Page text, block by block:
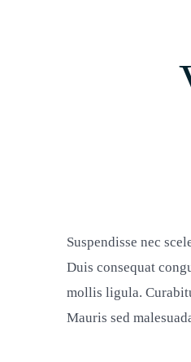
Suspendisse nec
Duis consequat
mollis ligula.
Mauris sed